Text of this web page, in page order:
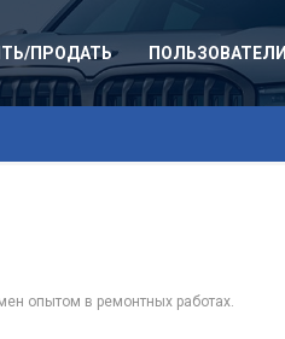
ПРОДАТЬ ПОЛЬЗОВАТЕЛИ
опытом в ремонтных работах.